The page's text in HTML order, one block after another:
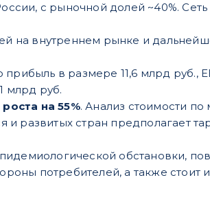
с рыночной долей ~40%.
на внутреннем рынке и
в размере 11,6 млрд руб.,
млрд руб.
на 55%. Анализ стоимости по
развитых стран предполагает
обстановки,
потребителей, а также стоит